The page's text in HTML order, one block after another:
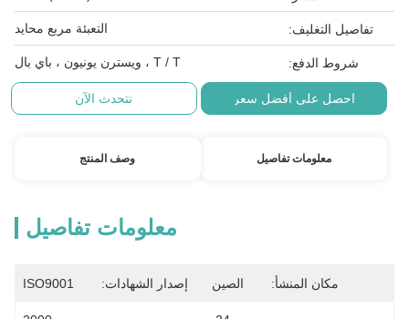
تفاصيل التغليف: التعبئة مربع محايد
شروط الدفع: T / T ، ويسترن يونيون ، باي بال
احصل على أفضل سعر نتحدث الآن
معلومات تفاصيل وصف المنتج
معلومات تفاصيل
مكان المنشأ: الصين إصدار الشهادات: ISO9001